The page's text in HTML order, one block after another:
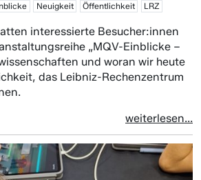
Neuigkeit Öffentlichkeit LRZ
interessierte Besucher:innen
„MQV-Einblicke –
und woran wir heute
das Leibniz-Rechenzentrum
weiterlesen...